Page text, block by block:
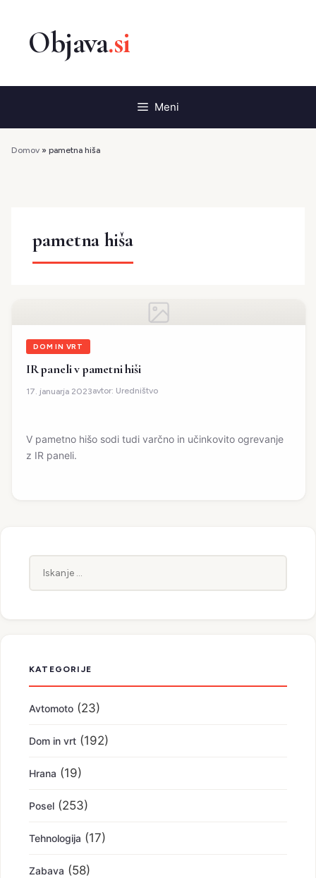
vsebino
Meni
Domov » pametna hiša
pametna hiša
DOM IN VRT
IR paneli v pametni hiši
17. januarja 2023avtor: Uredništvo
V pametno hišo sodi tudi varčno in učinkovito ogrevanje
z IR paneli.
KATEGORIJE
Avtomoto (23)
Dom in vrt (192)
Hrana (19)
Posel (253)
Tehnologija (17)
Zabava (58)